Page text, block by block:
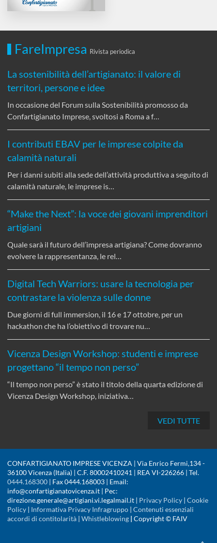
FareImpresa Rivista periodica
La sostenibilità dell’artigianato: il valore di
territori, persone e idee
In occasione del Forum sulla Sostenibilità promosso da
Confartigianato Imprese, svoltosi a Roma a f…
I contributi EBAV per le imprese colpite da
calamità naturali
Per i danni subiti alla sede dell’attività produttiva a seguito di
calamità naturale, le imprese is…
“Make the Next”: la voce dei giovani imprenditori
artigiani
Quale sarà il futuro dell’impresa artigiana? Come dovranno
evolvere la rappresentanza, le rel…
Digital Tech Warriors: usare la tecnologia per
contrastare la violenza sulle donne
Due giorni di full immersion, il 16 e 17 ottobre, per un
hackathon che ha l’obiettivo di trovare nu…
Vicenza Design Workshop: studenti e imprese
progettano “il tempo non perso”
“Il tempo non perso” è stato il titolo della quarta edizione di
Vicenza Design Workshop, iniziativa…
VEDI TUTTE
CONFARTIGIANATO IMPRESE VICENZA | Via Enrico Fermi,134 -
36100 Vicenza (Italia) | C.F. 80002410241 | REA VI-226266 | Tel.
0444.168300 | Fax 0444.168003 | Email:
info@confartigianatovicenza.it | Pec:
direzione.generale@artigiani.vi.legalmail.it | Privacy Policy | Cookie
Policy | Informativa Privacy Infragruppo | Contenuti essenziali
accordi di contitolarità | Whistleblowing | Copyright © FAIV